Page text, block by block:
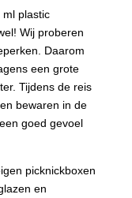
plastic
Wij proberen
Daarom
een grote
Tijdens de reis
bewaren in de
goed gevoel
picknickboxen
en